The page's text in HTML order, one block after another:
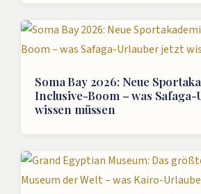
Soma Bay 2026: Neue
Inclusive-Boom – was
wissen müssen